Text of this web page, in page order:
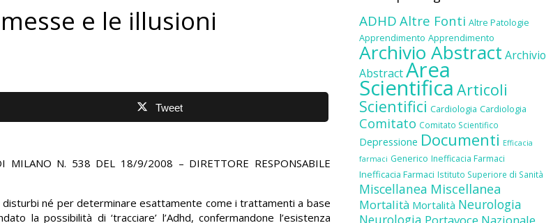
e le illusioni
Tweet
MILANO N. 538 DEL 18/9/2008 – DIRETTORE RESPONSABILE
disturbi né per determinare esattamente come i trattamenti a base
la possibilità di ‘tracciare’ l’Adhd, confermandone l’esistenza
ADHD Altre Fonti Altre Patologie
Apprendimento Apprendimento
Archivio Abstract Archivio
AbstractArea
Scientifica Articoli
Scientifici Cardiologia Cardiologia
Comitato Comitato Scientifico
Depressione Documenti Efficacia
farmaci Generico Inefficacia Farmaci
Inefficacia Farmaci Istituto Superiore di Sanità
Miscellanea Miscellanea
Mortalità Mortalità Neurologia
Neurologia